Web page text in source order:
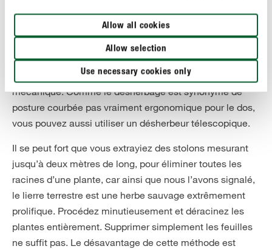
Allow all cookies
Allow selection
Use necessary cookies only
d’utiliser un désherbeur mécanique dès le mois de mars.
Car plus les plantes sont jeunes, plus il est facile de s’en
débarrasser, puisqu’elles ne sont pas encore bien
enracinées. Ôtez le lierre terrestre avec ses racines.
Vous pouvez utiliser une petite pelle ou un désherbeur
mécanique. Comme le désherbage est synonyme de
posture courbée pas vraiment ergonomique pour le dos,
vous pouvez aussi utiliser un désherbeur télescopique.
Il se peut fort que vous extrayiez des stolons mesurant
jusqu’à deux mètres de long, pour éliminer toutes les
racines d’une plante, car ainsi que nous l’avons signalé,
le lierre terrestre est une herbe sauvage extrêmement
prolifique. Procédez minutieusement et déracinez les
plantes entièrement. Supprimer simplement les feuilles
ne suffit pas. Le désavantage de cette méthode est